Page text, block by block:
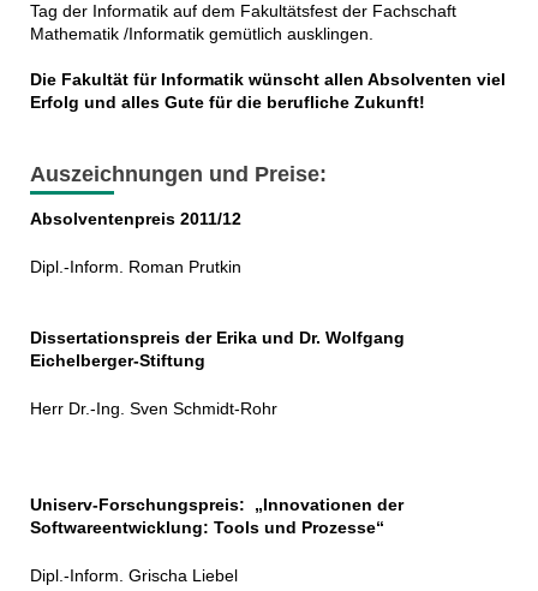
Tag der Informatik auf dem Fakultätsfest der Fachschaft
Mathematik /Informatik gemütlich ausklingen.
Die Fakultät für Informatik wünscht allen Absolventen viel
Erfolg und alles Gute für die berufliche Zukunft!
Auszeichnungen und Preise:
Absolventenpreis 2011/12
Dipl.-Inform. Roman Prutkin
Dissertationspreis der Erika und Dr. Wolfgang
Eichelberger-Stiftung
Herr Dr.-Ing. Sven Schmidt-Rohr
Uniserv-Forschungspreis: „Innovationen der
Softwareentwicklung: Tools und Prozesse“
Dipl.-Inform. Grischa Liebel